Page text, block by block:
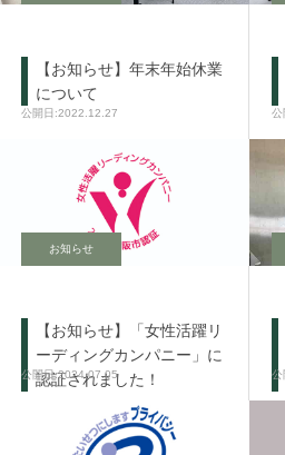
【お知らせ】年末年始休業
について
2022.12.27
お知らせ
【お知らせ】「女性活躍リ
ーディングカンパニー」に
認証されました！
2024.07.05